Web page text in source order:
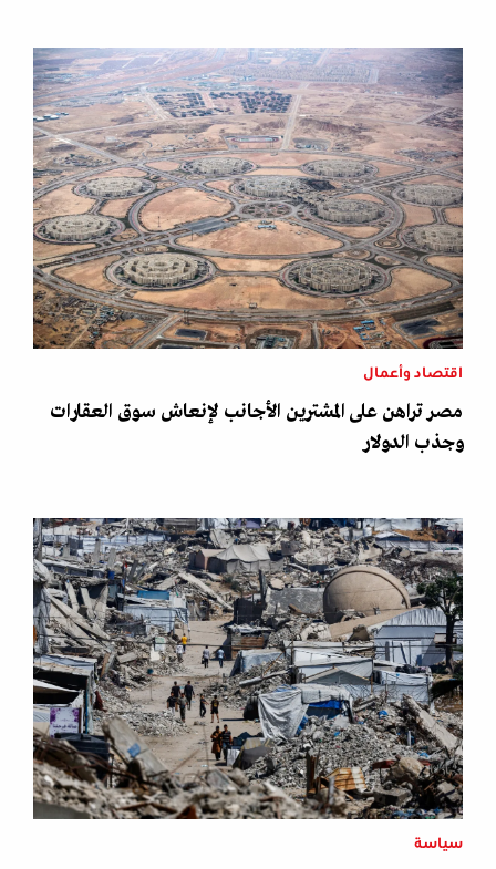
اقتصاد وأعمال
مصر تراهن على المشترين الأجانب لإنعاش سوق العقارات
وجذب الدولار
سياسة